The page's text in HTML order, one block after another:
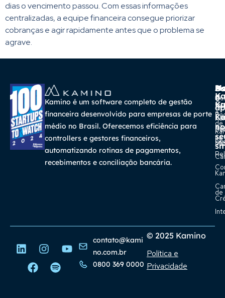
dias o vencimento passou. Com essas informações
centralizadas, a equipe financeira consegue priorizar
cobranças e agir rapidamente antes que o problema se
agrave.
Kamino é um software completo de gestão
financeira desenvolvido para empresas de porte
médio no Brasil. Oferecemos eficiência para
controllers e gestores financeiros,
automatizando rotinas de pagamentos,
recebimentos e conciliação bancária.
A
a
na
a
de
de
o
no
© 2025 Kamino
Política e
Privacidade
contato@kami
no.com.br
0800 369 0000